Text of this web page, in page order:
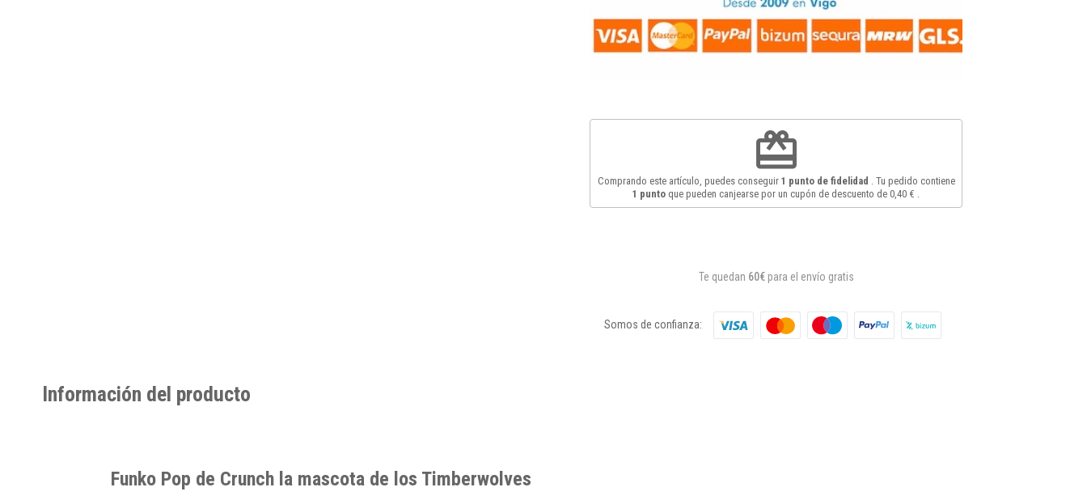
redeem
Comprando este artículo, puedes conseguir 1 punto de fidelidad . Tu pedido contiene
1 punto que pueden canjearse por un cupón de descuento de 0,40 €
Te quedan 60€para el envío gratis
Somos de confianza:
Información del producto
Funko Pop de Crunch la mascota de los Timberwolves